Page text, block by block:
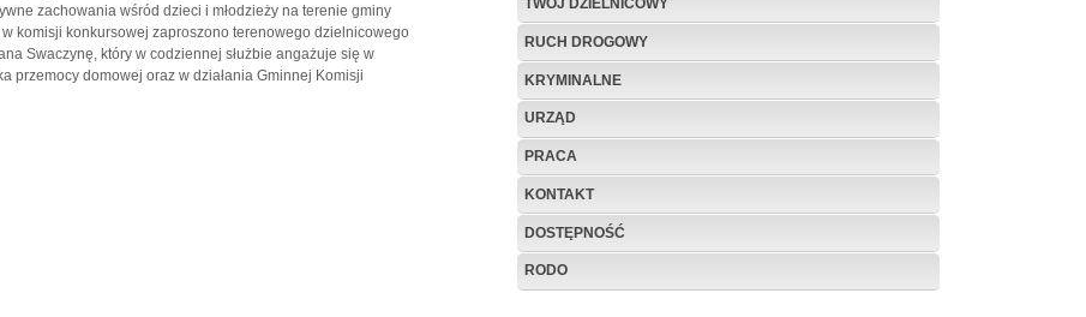
TWÓJ DZIELNICOWY
RUCH DROGOWY
KRYMINALNE
URZĄD
PRACA
KONTAKT
DOSTĘPNOŚĆ
RODO
zachowania wśród dzieci i młodzieży na terenie gminy
w komisji konkursowej zaproszono terenowego dzielnicowego
Swaczynę, który w codziennej służbie angażuje się w
przemocy domowej oraz w działania Gminnej Komisji